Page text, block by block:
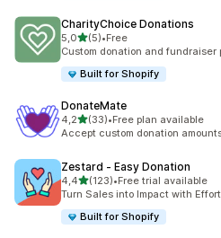
CharityChoice Donations
5,0de 5 estrelas
(5)
5 total de avaliações
•Free
Custom donation and fundraiser
Built for Shopify
DonateMate
4,2de 5 estrelas
(33)
33 total de avaliações
•Free plan available
Accept custom donation
Zestard ‑ Easy Donation
4,4de 5 estrelas
(123)
123 total de avaliações
•Free trial available
Turn Sales into Impact with
Built for Shopify